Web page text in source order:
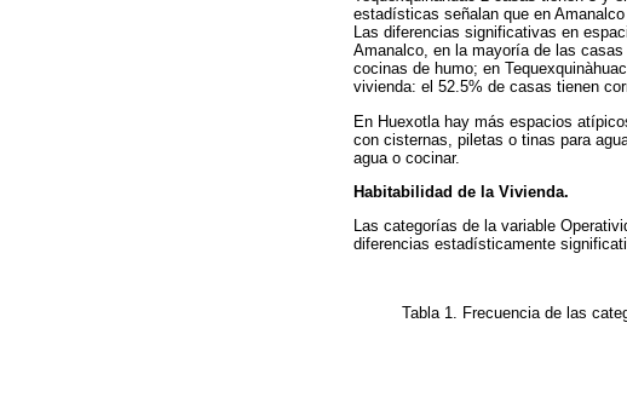
estadísticas señalan que en
Las diferencias significativas en
Amanalco, en la mayoría de las
cocinas de humo; en
vivienda: el 52.5% de casas tienen
En Huexotla hay más espacios
con cisternas, piletas o tinas para
agua o cocinar.
Habitabilidad de la Vivienda.
Las categorías de la variable
diferencias estadísticamente
Tabla 1. Frecuencia de las